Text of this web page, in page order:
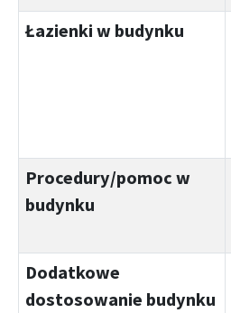
Łazienki w budynku
Procedury/pomoc w
budynku
Dodatkowe
dostosowanie budynku